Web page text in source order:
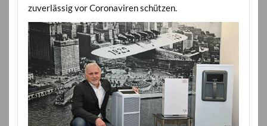
zuverlässig vor Coronaviren schützen.